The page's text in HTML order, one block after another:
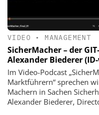
VIDEO • MANAGEMENT
SicherMacher – der
Alexander Biederer
Im Video-Podcast
Marktführern“ sprechen
Machern in Sachen
Alexander Biederer,